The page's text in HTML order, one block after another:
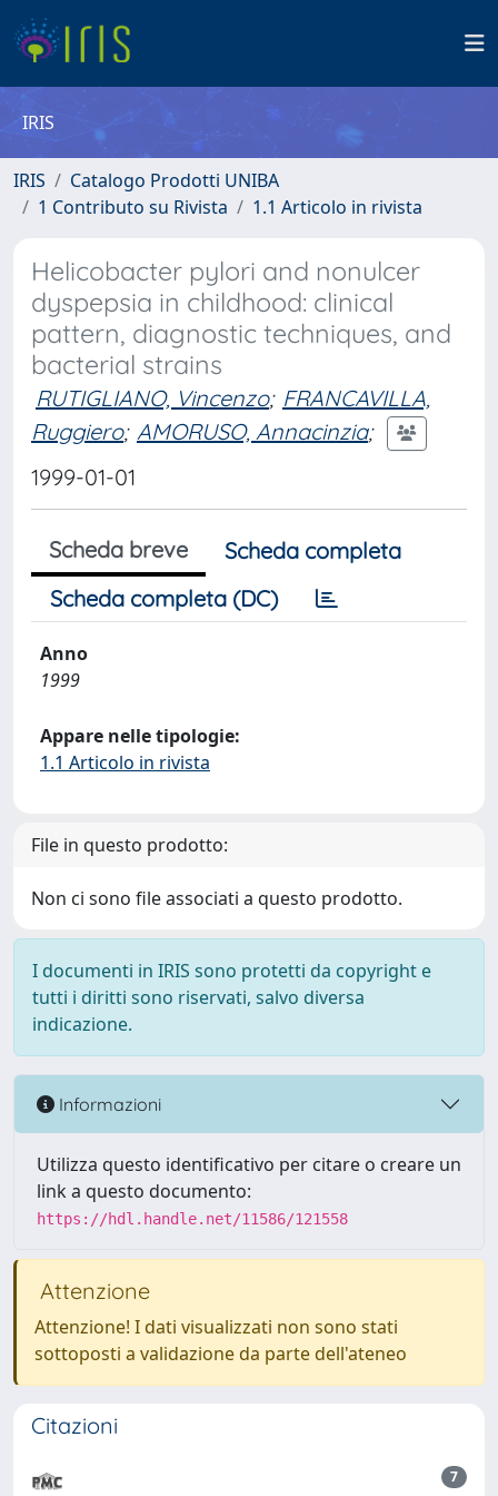
IRIS
IRIS
Catalogo Prodotti UNIBA
1 Contributo su Rivista
1.1 Articolo in rivista
Helicobacter pylori and nonulcer
dyspepsia in childhood: clinical
pattern, diagnostic techniques, and
bacterial strains
RUTIGLIANO, Vincenzo; FRANCAVILLA,
Ruggiero; AMORUSO, Annacinzia;
1999-01-01
Scheda breve
Scheda completa
Scheda completa (DC)
Anno
1999
Appare nelle tipologie:
1.1 Articolo in rivista
File in questo prodotto:
Non ci sono file associati a questo prodotto.
I documenti in IRIS sono protetti da copyright e
tutti i diritti sono riservati, salvo diversa
indicazione.
Informazioni
Utilizza questo identificativo per citare o creare un
link a questo documento:
https://hdl.handle.net/11586/121558
Attenzione
Attenzione! I dati visualizzati non sono stati
sottoposti a validazione da parte dell'ateneo
Citazioni
7